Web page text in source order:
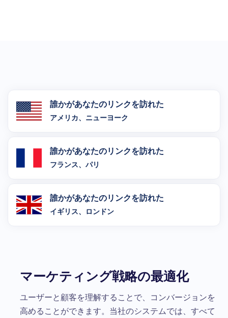
誰かがあなたのリンクを訪れた
アメリカ、ニューヨーク
誰かがあなたのリンクを訪れた
フランス、パリ
誰かがあなたのリンクを訪れた
イギリス、ロンドン
マーケティング戦略の最適化
ユーザーと顧客を理解することで、コンバージョンを
高めることができます。当社のシステムでは、すべて